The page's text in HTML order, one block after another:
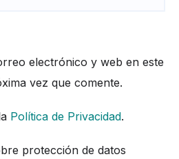
electrónico y web en este
vez que comente.
Política de Privacidad.
protección de datos